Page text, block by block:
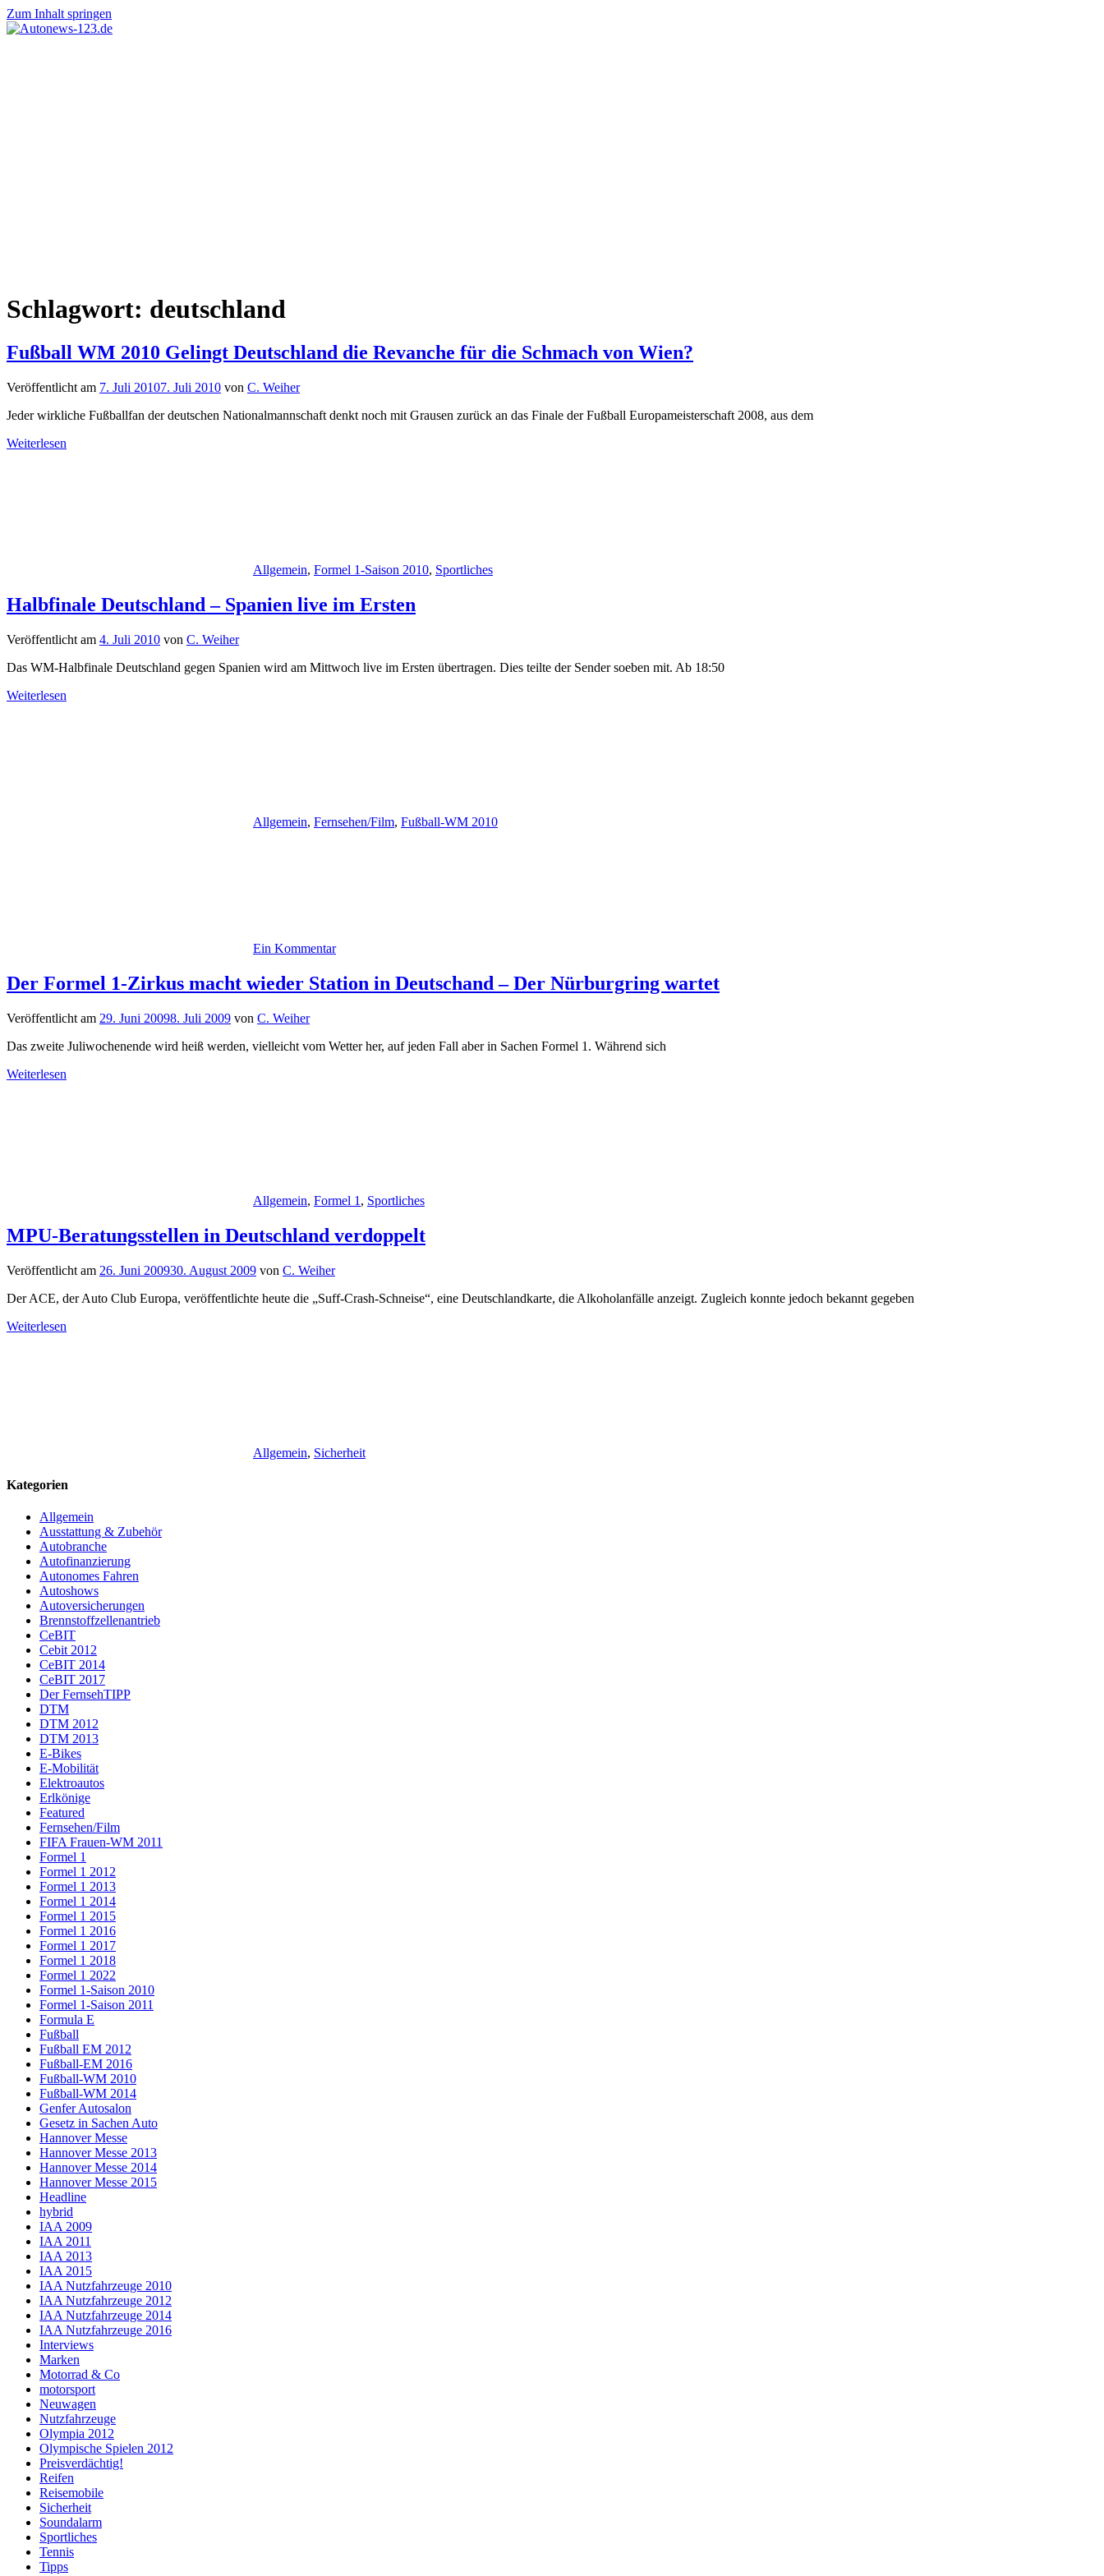
Zum Inhalt springen
Schlagwort: deutschland
Fußball WM 2010 Gelingt Deutschland die Revanche für die Schmach von Wien?
Veröffentlicht am 7. Juli 20107. Juli 2010 von C. Weiher
Jeder wirkliche Fußballfan der deutschen Nationalmannschaft denkt noch mit Grausen zurück an das Finale der Fußball Europameisterschaft 2008, aus dem
Weiterlesen
Allgemein, Formel 1-Saison 2010, Sportliches
Halbfinale Deutschland – Spanien live im Ersten
Veröffentlicht am 4. Juli 2010 von C. Weiher
Das WM-Halbfinale Deutschland gegen Spanien wird am Mittwoch live im Ersten übertragen. Dies teilte der Sender soeben mit. Ab 18:50
Weiterlesen
Allgemein, Fernsehen/Film, Fußball-WM 2010
Ein Kommentar
Der Formel 1-Zirkus macht wieder Station in Deutschand – Der Nürburgring wartet
Veröffentlicht am 29. Juni 20098. Juli 2009 von C. Weiher
Das zweite Juliwochenende wird heiß werden, vielleicht vom Wetter her, auf jeden Fall aber in Sachen Formel 1. Während sich
Weiterlesen
Allgemein, Formel 1 , Sportliches
MPU-Beratungsstellen in Deutschland verdoppelt
Veröffentlicht am 26. Juni 200930. August 2009 von C. Weiher
Der ACE, der Auto Club Europa, veröffentlichte heute die „Suff-Crash-Schneise“, eine Deutschlandkarte, die Alkoholanfälle anzeigt. Zugleich konnte jedoch bekannt gegeben
Weiterlesen
Allgemein, Sicherheit
Kategorien
Allgemein
Ausstattung & Zubehör
Autobranche
Autofinanzierung
Autonomes Fahren
Autoshows
Autoversicherungen
Brennstoffzellenantrieb
CeBIT
Cebit 2012
CeBIT 2014
CeBIT 2017
Der FernsehTIPP
DTM
DTM 2012
DTM 2013
E-Bikes
E-Mobilität
Elektroautos
Erlkönige
Featured
Fernsehen/Film
FIFA Frauen-WM 2011
Formel 1
Formel 1 2012
Formel 1 2013
Formel 1 2014
Formel 1 2015
Formel 1 2016
Formel 1 2017
Formel 1 2018
Formel 1 2022
Formel 1-Saison 2010
Formel 1-Saison 2011
Formula E
Fußball
Fußball EM 2012
Fußball-EM 2016
Fußball-WM 2010
Fußball-WM 2014
Genfer Autosalon
Gesetz in Sachen Auto
Hannover Messe
Hannover Messe 2013
Hannover Messe 2014
Hannover Messe 2015
Headline
hybrid
IAA 2009
IAA 2011
IAA 2013
IAA 2015
IAA Nutzfahrzeuge 2010
IAA Nutzfahrzeuge 2012
IAA Nutzfahrzeuge 2014
IAA Nutzfahrzeuge 2016
Interviews
Marken
Motorrad & Co
motorsport
Neuwagen
Nutzfahrzeuge
Olympia 2012
Olympische Spielen 2012
Preisverdächtig!
Reifen
Reisemobile
Sicherheit
Soundalarm
Sportliches
Tennis
Tipps